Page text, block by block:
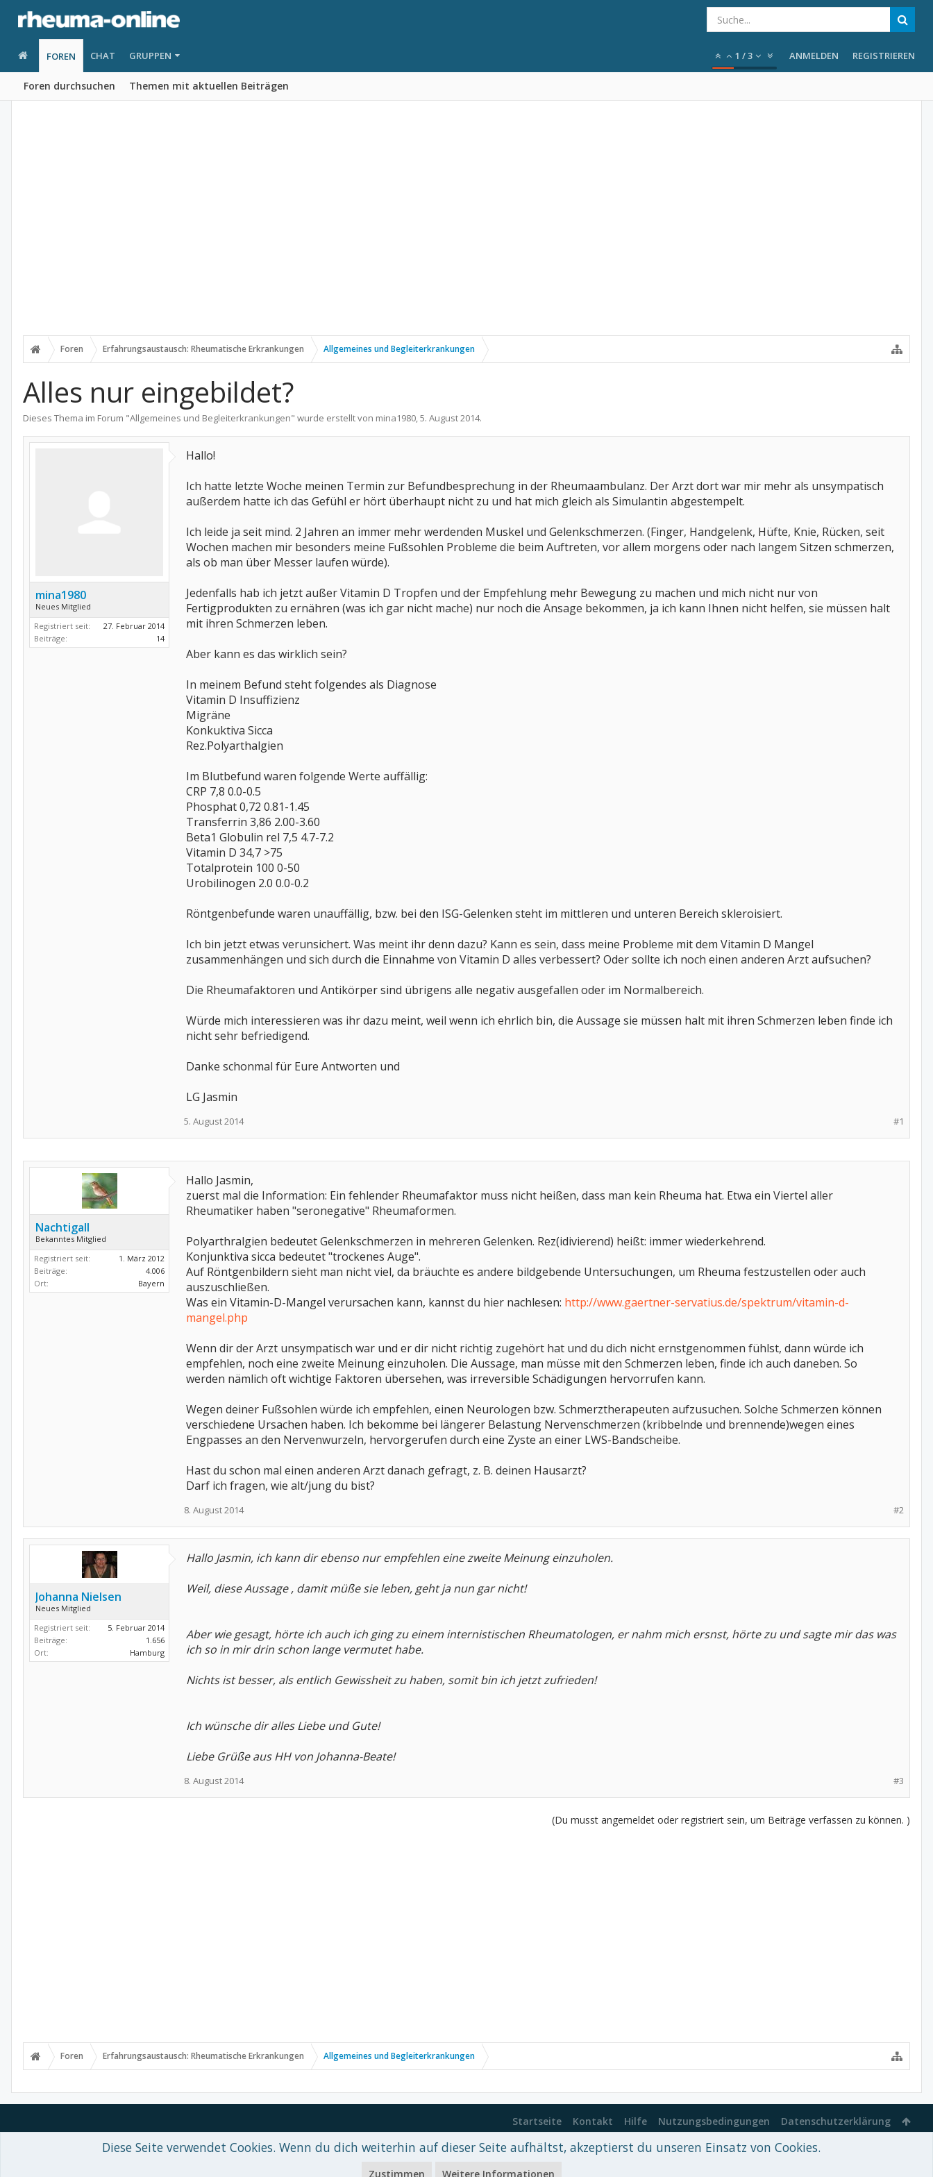
FOREN
Foren durchsuchen Themen mit aktuellen Beiträgen
CHAT GRUPPEN 1 /3 ANMELDEN REGISTRIEREN
Foren Erfahrungsaustausch: Rheumatische Erkrankungen Allgemeines und Begleiterkrankungen
Alles nur eingebildet?
Dieses Thema im Forum "Allgemeines und Begleiterkrankungen" wurde erstellt von mina1980,5. August 2014.
mina1980
Neues Mitglied
Registriert seit:
27. Februar 2014
Beiträge:
14
Hallo!
Ich hatte letzte Woche meinen Termin zur Befundbesprechung in der Rheumaambulanz. Der Arzt dort war mir mehr als unsympatisch
außerdem hatte ich das Gefühl er hört überhaupt nicht zu und hat mich gleich als Simulantin abgestempelt.
Ich leide ja seit mind. 2 Jahren an immer mehr werdenden Muskel und Gelenkschmerzen. (Finger, Handgelenk, Hüfte, Knie, Rücken, seit
Wochen machen mir besonders meine Fußsohlen Probleme die beim Auftreten, vor allem morgens oder nach langem Sitzen schmerzen,
als ob man über Messer laufen würde).
Jedenfalls hab ich jetzt außer Vitamin D Tropfen und der Empfehlung mehr Bewegung zu machen und mich nicht nur von
Fertigprodukten zu ernähren (was ich gar nicht mache) nur noch die Ansage bekommen, ja ich kann Ihnen nicht helfen, sie müssen halt
mit ihren Schmerzen leben.
Aber kann es das wirklich sein?
In meinem Befund steht folgendes als Diagnose
Vitamin D Insuffizienz
Migräne
Konkuktiva Sicca
Rez.Polyarthalgien
Im Blutbefund waren folgende Werte auffällig:
CRP 7,8 0.0-0.5
Phosphat 0,72 0.81-1.45
Transferrin 3,86 2.00-3.60
Beta1 Globulin rel 7,5 4.7-7.2
Vitamin D 34,7 >75
Totalprotein 100 0-50
Urobilinogen 2.0 0.0-0.2
Röntgenbefunde waren unauffällig, bzw. bei den ISG-Gelenken steht im mittleren und unteren Bereich skleroisiert.
Ich bin jetzt etwas verunsichert. Was meint ihr denn dazu? Kann es sein, dass meine Probleme mit dem Vitamin D Mangel
zusammenhängen und sich durch die Einnahme von Vitamin D alles verbessert? Oder sollte ich noch einen anderen Arzt aufsuchen?
Die Rheumafaktoren und Antikörper sind übrigens alle negativ ausgefallen oder im Normalbereich.
Würde mich interessieren was ihr dazu meint, weil wenn ich ehrlich bin, die Aussage sie müssen halt mit ihren Schmerzen leben finde ich
nicht sehr befriedigend.
Danke schonmal für Eure Antworten und
LG Jasmin
#1
5. August 2014
Nachtigall
Bekanntes Mitglied
Registriert seit:
1. März 2012
Beiträge:
4.006
Ort:
Bayern
Hallo Jasmin,
zuerst mal die Information: Ein fehlender Rheumafaktor muss nicht heißen, dass man kein Rheuma hat. Etwa ein Viertel aller
Rheumatiker haben "seronegative" Rheumaformen.
Polyarthralgien bedeutet Gelenkschmerzen in mehreren Gelenken. Rez(idivierend) heißt: immer wiederkehrend.
Konjunktiva sicca bedeutet "trockenes Auge".
Auf Röntgenbildern sieht man nicht viel, da bräuchte es andere bildgebende Untersuchungen, um Rheuma festzustellen oder auch
auszuschließen.
Was ein Vitamin-D-Mangel verursachen kann, kannst du hier nachlesen: http://www.gaertner-servatius.de/spektrum/vitamin-d-
mangel.php
Wenn dir der Arzt unsympatisch war und er dir nicht richtig zugehört hat und du dich nicht ernstgenommen fühlst, dann würde ich
empfehlen, noch eine zweite Meinung einzuholen. Die Aussage, man müsse mit den Schmerzen leben, finde ich auch daneben. So
werden nämlich oft wichtige Faktoren übersehen, was irreversible Schädigungen hervorrufen kann.
Wegen deiner Fußsohlen würde ich empfehlen, einen Neurologen bzw. Schmerztherapeuten aufzusuchen. Solche Schmerzen können
verschiedene Ursachen haben. Ich bekomme bei längerer Belastung Nervenschmerzen (kribbelnde und brennende)wegen eines
Engpasses an den Nervenwurzeln, hervorgerufen durch eine Zyste an einer LWS-Bandscheibe.
Hast du schon mal einen anderen Arzt danach gefragt, z. B. deinen Hausarzt?
Darf ich fragen, wie alt/jung du bist?
#2
8. August 2014
Johanna Nielsen
Neues Mitglied
Registriert seit:
5. Februar 2014
Beiträge:
1.656
Ort:
Hamburg
Hallo Jasmin, ich kann dir ebenso nur empfehlen eine zweite Meinung einzuholen.
Weil, diese Aussage , damit müße sie leben, geht ja nun gar nicht!
Aber wie gesagt, hörte ich auch ich ging zu einem internistischen Rheumatologen, er nahm mich ersnst, hörte zu und sagte mir das was
ich so in mir drin schon lange vermutet habe.
Nichts ist besser, als entlich Gewissheit zu haben, somit bin ich jetzt zufrieden!
Ich wünsche dir alles Liebe und Gute!
Liebe Grüße aus HH von Johanna-Beate!
#3
8. August 2014
(Du musst angemeldet oder registriert sein, um Beiträge verfassen zu können. )
Foren Erfahrungsaustausch: Rheumatische Erkrankungen Allgemeines und Begleiterkrankungen
Startseite Kontakt Hilfe Nutzungsbedingungen Datenschutzerklärung
Forum software by XenForo™© 2010-2018 XenForo Ltd.-Deutsch von xenDach©2010-2017
Diese Seite verwendet Cookies. Wenn du dich weiterhin auf dieser Seite aufhältst, akzeptierst du unseren Einsatz von Cookies.
Zustimmen Weitere Informationen